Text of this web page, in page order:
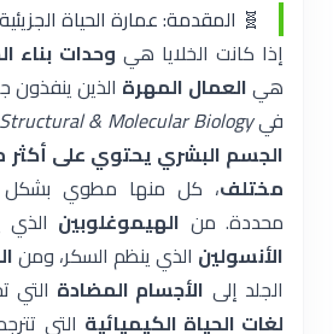
🧬 المقدمة: عمارة الحياة الجزيئية
إذا كانت الخلايا هي وحدات بناء
هيالعمال المهرة الذين ينفذون
في& Molecular Biology
مختلف، كل منها مطوي بشكل
محددة. من الهيموغلوبين
الأنسولين الذي ينظم السكر، ومن
الجلد إلى الأجسام المضادة التي
لغات الحياة الكيميائية التي